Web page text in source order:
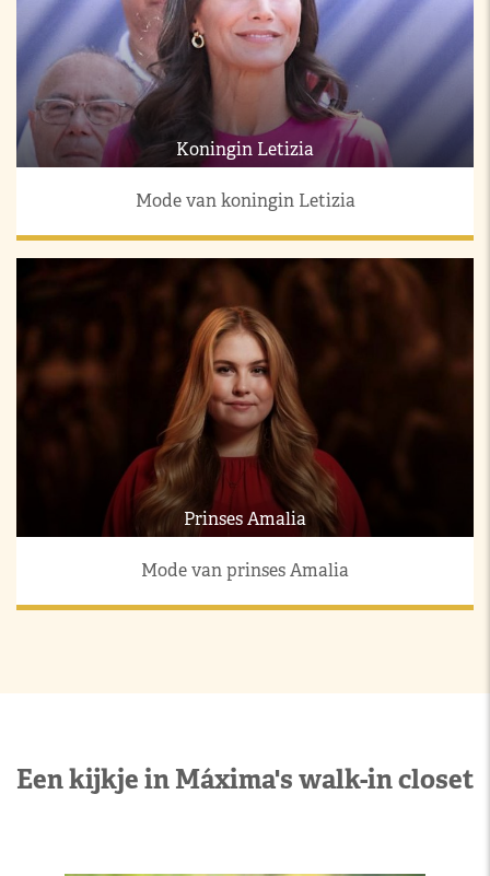
Koningin Letizia
Mode van koningin Letizia
Prinses Amalia
Mode van prinses Amalia
Een kijkje in Máxima's walk-in closet